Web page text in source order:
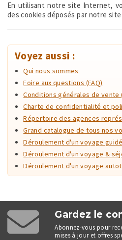
En utilisant notre site Internet,
des cookies déposés par notre
Voyez aussi :
Qui nous sommes
Foire aux questions (FAQ)
Conditions générales de vente
Charte de confidentialité et
Répertoire des agences
Grand catalogue de tous nos
Déroulement d'un voyage
Déroulement d'un voyage &
Déroulement d'un voyage
Gardez le
Abonnez-vous pour
mises à jour et offres